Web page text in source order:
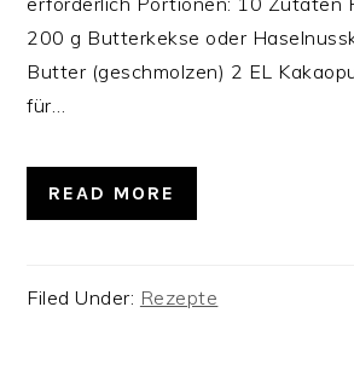
200 g Butterkekse oder
Butter (geschmolzen) 2 EL
für…
READ MORE
Filed Under: Rezepte